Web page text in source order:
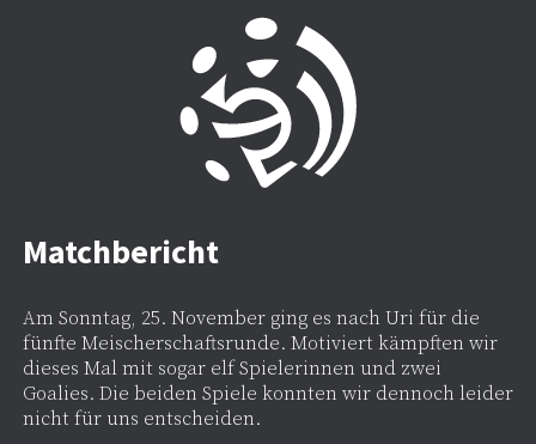
Matchbericht
Am Sonntag, 25. November ging es nach Uri für die
fünfte Meischerschaftsrunde. Motiviert kämpften wir
dieses Mal mit sogar elf Spielerinnen und zwei
Goalies. Die beiden Spiele konnten wir dennoch leider
nicht für uns entscheiden.